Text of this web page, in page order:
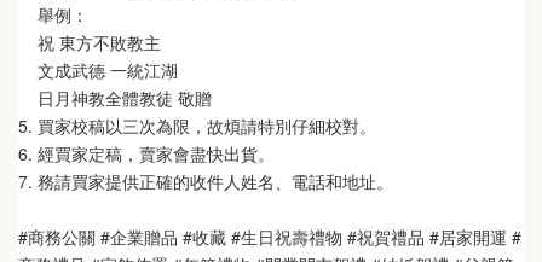
舉例：
祝 東方不敗教主
文成武德 一統江湖
日月神教全體教徒 敬贈
5. 買家校稿以三次為限，故煩請特別仔細校對。
6. 經買家定稿，賣家會盡快出貨。
7. 務請買家提供正確的收件人姓名、電話和地址。
#商務公關 #企業贈品 #收藏 #生日祝壽禮物 #祝賀禮品 #居家開運 #